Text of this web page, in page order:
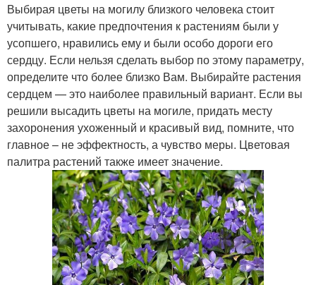
Выбирая цветы на могилу близкого человека стоит
учитывать, какие предпочтения к растениям были у
усопшего, нравились ему и были особо дороги его
сердцу. Если нельзя сделать выбор по этому параметру,
определите что более близко Вам. Выбирайте растения
сердцем — это наиболее правильный вариант. Если вы
решили высадить цветы на могиле, придать месту
захоронения ухоженный и красивый вид, помните, что
главное – не эффектность, а чувство меры. Цветовая
палитра растений также имеет значение.